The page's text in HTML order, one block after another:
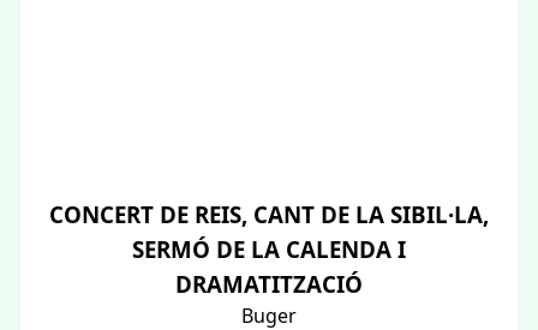
CONCERT DE REIS, CANT DE LA SIBIL·LA,
SERMÓ DE LA CALENDA I
DRAMATITZACIÓ
Buger